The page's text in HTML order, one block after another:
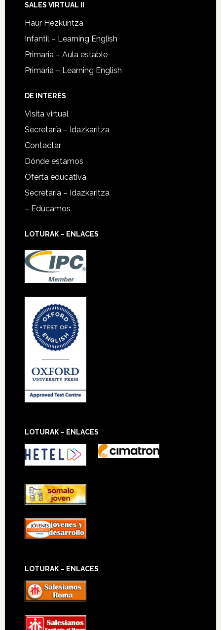
SALES VIRTUAL II
Haur Hezkuntza
Infantil – Learning English
Primaria – Aula estable
Primaria – Learning English
DE INTERÉS
Visita virtual
Secretaría – Idazkaritza
Contactar
Dónde estamos
Oferta educativa
Secretaría – Idazkaritza
– Educamos
LOTURAK – ENLACES
LOTURAK – ENLACES
LOTURAK – ENLACES